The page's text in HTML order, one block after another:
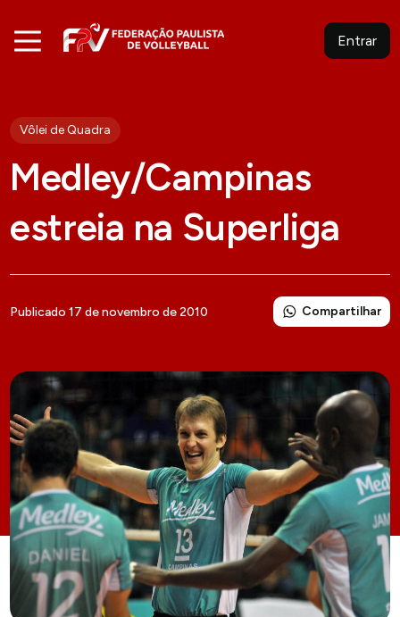
Entrar
Vôlei de Quadra
Medley/Campinas
estreia na Superliga
Publicado 17 de novembro de 2010 Compartilhar